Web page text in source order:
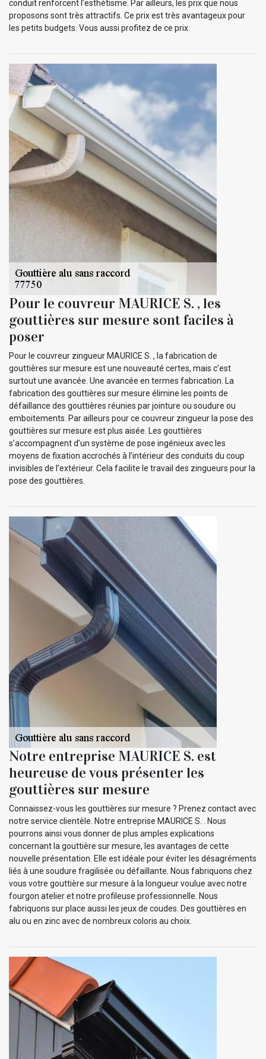
conduit renforcent l’esthétisme. Par ailleurs, les prix que nous
proposons sont très attractifs. Ce prix est très avantageux pour
les petits budgets. Vous aussi profitez de ce prix.
Pour le couvreur MAURICE S. , les
gouttières sur mesure sont faciles à
poser
Pour le couvreur zingueur MAURICE S. , la fabrication de
gouttières sur mesure est une nouveauté certes, mais c’est
surtout une avancée. Une avancée en termes fabrication. La
fabrication des gouttières sur mesure élimine les points de
défaillance des gouttières réunies par jointure ou soudure ou
emboitements. Par ailleurs pour ce couvreur zingueur la pose des
gouttières sur mesure est plus aisée. Les gouttières
s’accompagnent d’un système de pose ingénieux avec les
moyens de fixation accrochés à l’intérieur des conduits du coup
invisibles de l’extérieur. Cela facilite le travail des zingueurs pour la
pose des gouttières.
Notre entreprise MAURICE S. est
heureuse de vous présenter les
gouttières sur mesure
Connaissez-vous les gouttières sur mesure ? Prenez contact avec
notre service clientèle. Notre entreprise MAURICE S. . Nous
pourrons ainsi vous donner de plus amples explications
concernant la gouttière sur mesure, les avantages de cette
nouvelle présentation. Elle est idéale pour éviter les désagréments
liés à une soudure fragilisée ou défaillante. Nous fabriquons chez
vous votre gouttière sur mesure à la longueur voulue avec notre
fourgon atelier et notre profileuse professionnelle. Nous
fabriquons sur place aussi les jeux de coudes. Des gouttières en
alu ou en zinc avec de nombreux coloris au choix.